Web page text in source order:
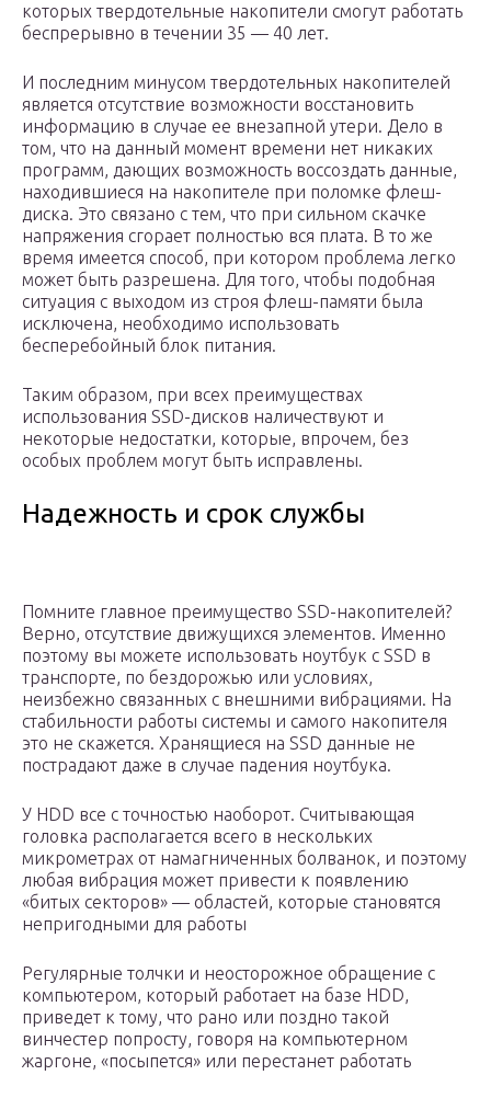
которых твердотельные накопители смогут работать
беспрерывно в течении 35 — 40 лет.
И последним минусом твердотельных накопителей
является отсутствие возможности восстановить
информацию в случае ее внезапной утери. Дело в
том, что на данный момент времени нет никаких
программ, дающих возможность воссоздать данные,
находившиеся на накопителе при поломке флеш-
диска. Это связано с тем, что при сильном скачке
напряжения сгорает полностью вся плата. В то же
время имеется способ, при котором проблема легко
может быть разрешена. Для того, чтобы подобная
ситуация с выходом из строя флеш-памяти была
исключена, необходимо использовать
бесперебойный блок питания.
Таким образом, при всех преимуществах
использования SSD-дисков наличествуют и
некоторые недостатки, которые, впрочем, без
особых проблем могут быть исправлены.
Надежность и срок службы
Помните главное преимущество SSD-накопителей?
Верно, отсутствие движущихся элементов. Именно
поэтому вы можете использовать ноутбук с SSD в
транспорте, по бездорожью или условиях,
неизбежно связанных с внешними вибрациями. На
стабильности работы системы и самого накопителя
это не скажется. Хранящиеся на SSD данные не
пострадают даже в случае падения ноутбука.
У HDD все с точностью наоборот. Считывающая
головка располагается всего в нескольких
микрометрах от намагниченных болванок, и поэтому
любая вибрация может привести к появлению
«битых секторов» — областей, которые становятся
непригодными для работы
Регулярные толчки и неосторожное обращение с
компьютером, который работает на базе HDD,
приведет к тому, что рано или поздно такой
винчестер попросту, говоря на компьютерном
жаргоне, «посыпется» или перестанет работать